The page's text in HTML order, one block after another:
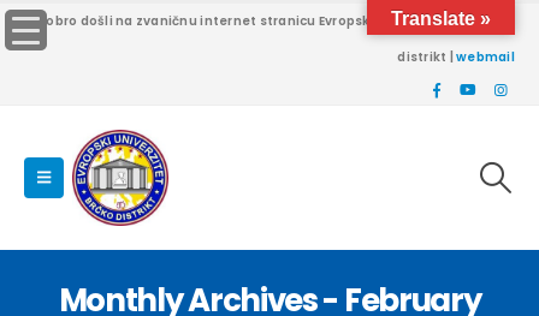
Dobro došli na zvaničnu internet stranicu Evropskog univerziteta Brčko
distrikt |webmail
Monthly Archives - February
Translate »